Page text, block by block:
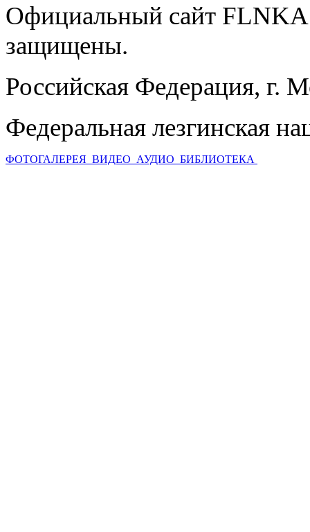
Официальный сайт
защищены.
Российская Федерация, г.
Федеральная лезгинская
ФОТОГАЛЕРЕЯ ВИДЕО АУДИО БИБЛИОТЕКА